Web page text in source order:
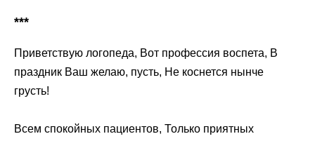
***
Приветствую логопеда, Вот профессия воспета, В
праздник Ваш желаю, пусть, Не коснется нынче
грусть!
Всем спокойных пациентов, Только приятных